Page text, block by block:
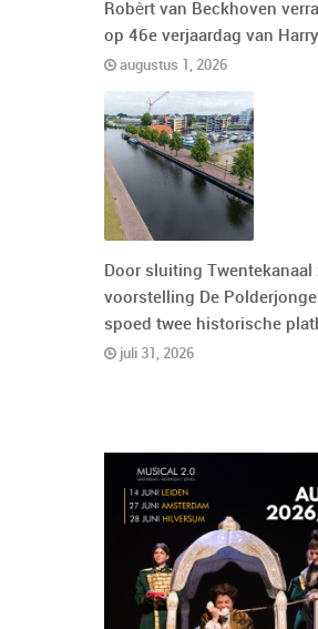
Robèrt van Beckhoven
op 46e verjaardag van
augustus 1, 2026
Door sluiting Twentekanaal
voorstelling De
spoed twee historische
juli 31, 2026